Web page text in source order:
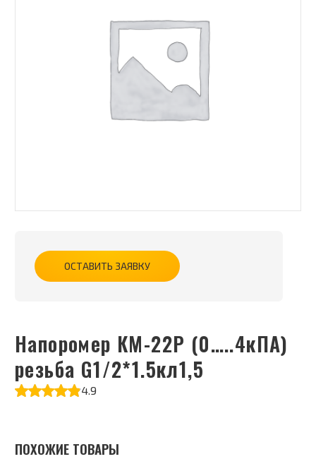
Напоромер КМ-22Р (0…..4кПА)
резьба G1/2*1.5кл1,5
4.9
ОСТАВИТЬ ЗАЯВКУ
ПОХОЖИЕ ТОВАРЫ